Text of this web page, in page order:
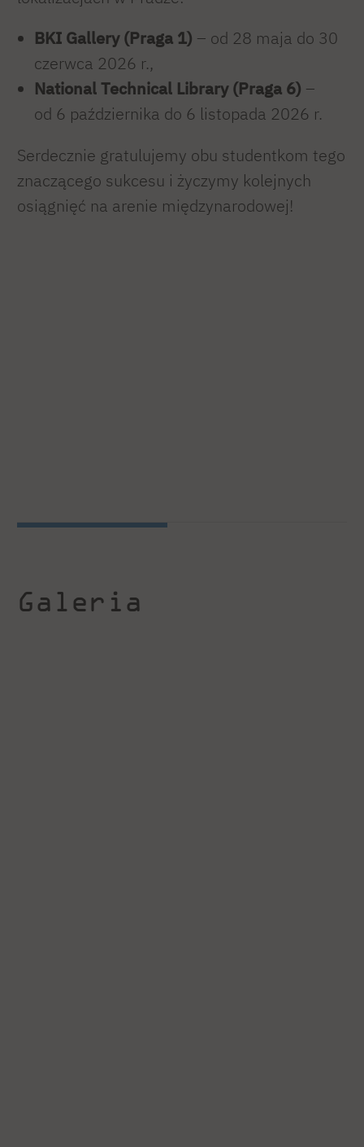
BKI Gallery (Praga 1) – od 28 maja do 30
czerwca 2026 r.,
National Technical Library (Praga 6) –
od 6 października do 6 listopada 2026 r.
Serdecznie gratulujemy obu studentkom tego
znaczącego sukcesu i życzymy kolejnych
osiągnięć na arenie międzynarodowej!
Galeria